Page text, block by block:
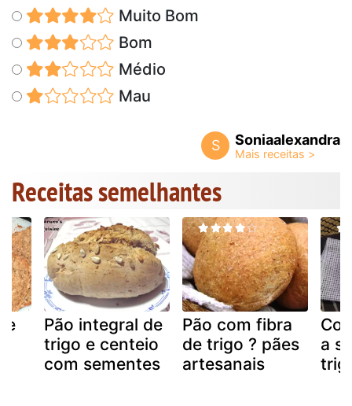
Muito Bom
Bom
Médio
Mau
S Soniaalexandra
Receitas semelhantes
e
Pão integral de
trigo e centeio
com sementes
Pão com fibra
de trigo ? pães
artesanais
a